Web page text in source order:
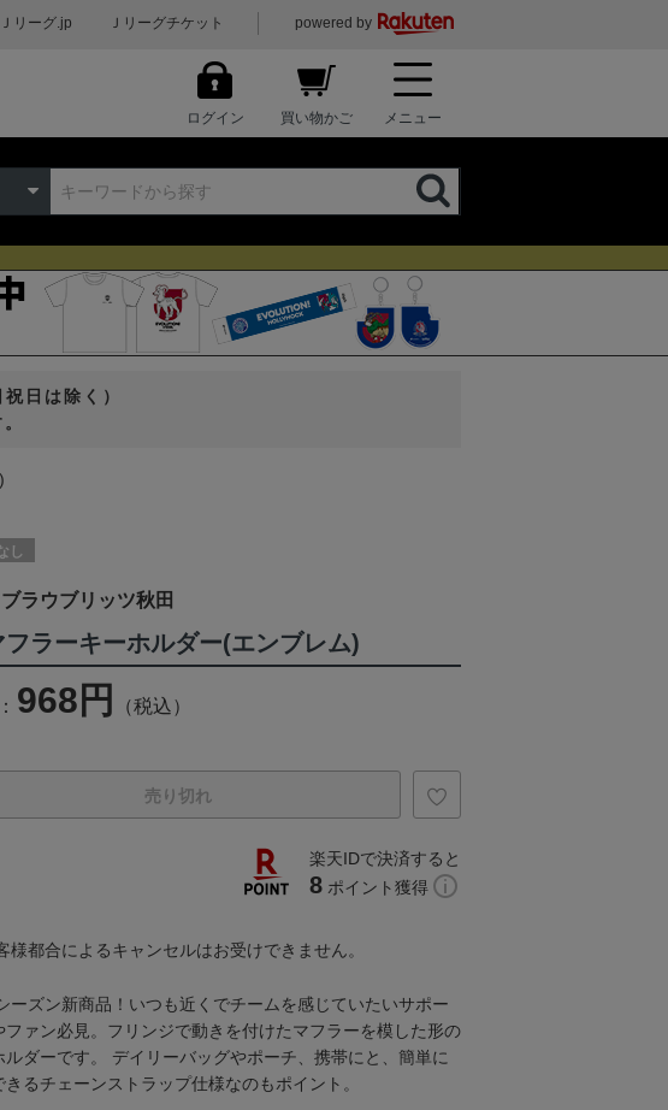
Ｊリーグ.jp Ｊリーグチケット powered by
ログイン 買い物かご メニュー
日は除く）
し
ブラウブリッツ秋田
フラーキーホルダー(エンブレム)
968円 （税込）
売り切れ
楽天IDで決済すると
8 ポイント獲得
様都合によるキャンセルはお受けできません。
ーズン新商品！いつも近くでチームを感じていたいサポー
ファン必見。フリンジで動きを付けたマフラーを模した形の
ルダーです。 デイリーバッグやポーチ、携帯にと、簡単に
きるチェーンストラップ仕様なのもポイント。